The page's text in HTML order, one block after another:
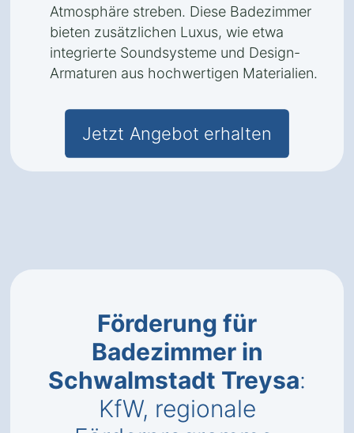
Atmosphäre streben. Diese Badezimmer
bieten zusätzlichen Luxus, wie etwa
integrierte Soundsysteme und Design-
Armaturen aus hochwertigen Materialien.
Jetzt Angebot erhalten
Förderung für
Badezimmer in
Schwalmstadt Treysa:
KfW, regionale